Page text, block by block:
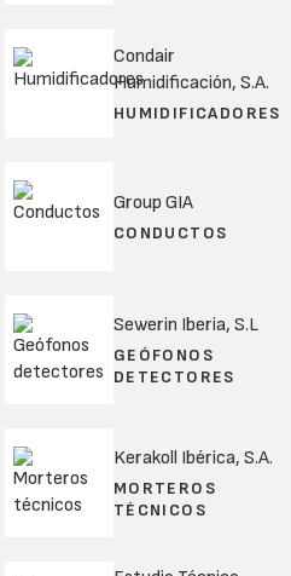
Condair
Humidificación, S.A.
HUMIDIFICADORES
Group GIA
CONDUCTOS
Sewerin Iberia, S.L
GEÓFONOS
DETECTORES
Kerakoll Ibérica, S.A.
MORTEROS
TÉCNICOS